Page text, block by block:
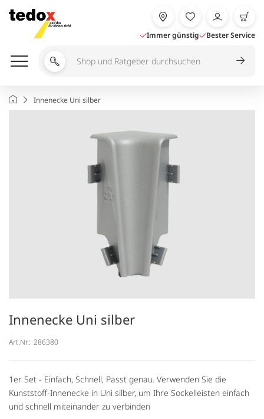
Inhalt
springen
Immer günstig Bester Service
Shop
durchsuchen
StartseiteInnenecke Uni silber
Innenecke Uni silber
Art.Nr.: 286380
1er Set - Einfach, Schnell, Passt genau. Verwenden Sie die
Kunststoff-Innenecke in Uni silber, um Ihre Sockelleisten einfach
und schnell miteinander zu verbinden